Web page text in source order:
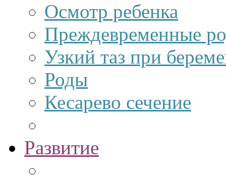
Осмотр ребенка
Преждевременные
Узкий таз при
Роды
Кесарево сечение
Развитие